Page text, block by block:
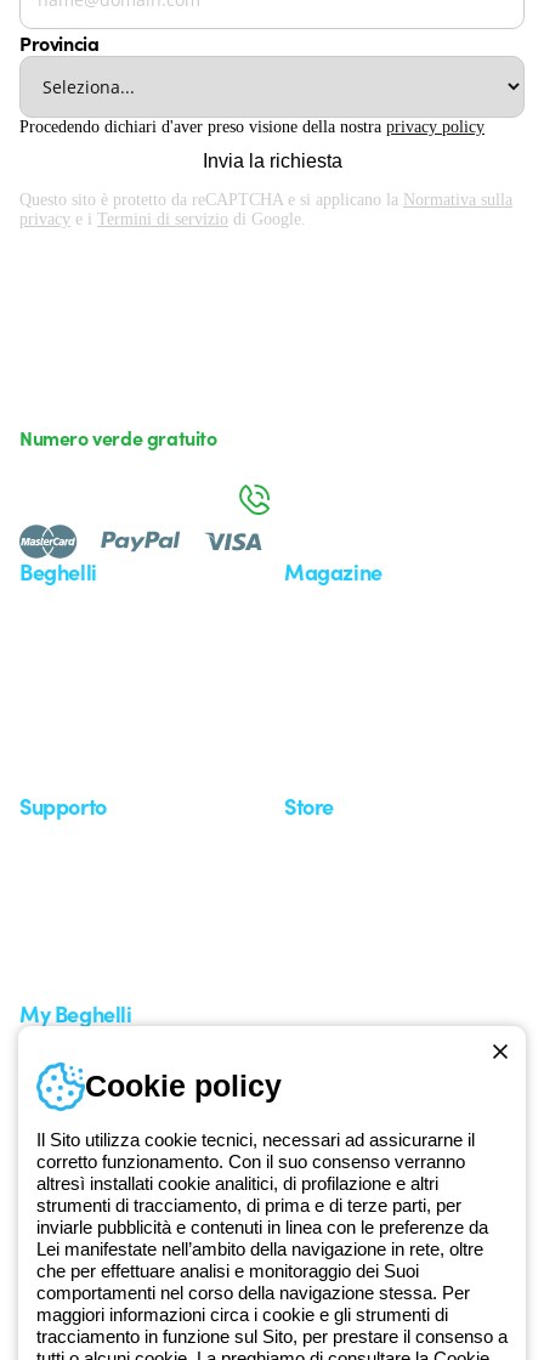
Provincia
Procedendo dichiari d'aver preso visione della nostra privacy policy
Invia la richiesta
Questo sito è protetto da reCAPTCHA e si applicano la Normativa sulla
privacy e i Termini di servizio di Google.
Dal 2025 Beghelli è parte del Gruppo GEWISS, all’interno
dell’ecosistema GEWISS LightZone, dove realizziamo soluzioni di
illuminazione integrate che trasformano la complessità in semplicità,
supportando professionisti e utenti finali nella realizzazione dei loro
bisogni.Scopri di più su GEWISS
Beghelli Magazine
Supporto Store
My Beghelli
Accedi o registrati
Formazione
Documentazione e software
Iscriviti alla newsletter
Numero verde gratuito
Cookie policy
Il Sito utilizza cookie tecnici, necessari ad assicurarne il
corretto funzionamento. Con il suo consenso verranno
altresì installati cookie analitici, di profilazione e altri
strumenti di tracciamento, di prima e di terze parti, per
inviarle pubblicità e contenuti in linea con le preferenze da
Lei manifestate nell’ambito della navigazione in rete, oltre
che per effettuare analisi e monitoraggio dei Suoi
comportamenti nel corso della navigazione stessa. Per
maggiori informazioni circa i cookie e gli strumenti di
tracciamento in funzione sul Sito, per prestare il consenso a